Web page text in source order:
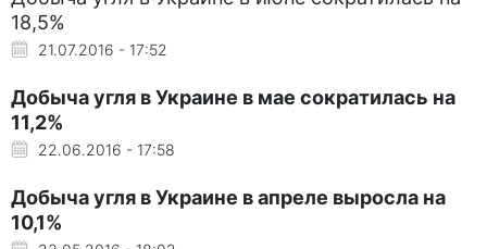
18,5%
21.07.2016 - 17:52
Добыча угля в Украине в мае сократилась на
11,2%
22.06.2016 - 17:58
Добыча угля в Украине в апреле выросла на
10,1%